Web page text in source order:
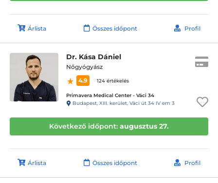
Árlista Összes időpont Profil
Dr. Kása Dániel
Nőgyógyász
4.9
124 értékelés
Primavera Medical Center - Váci 34
Budapest, XIII. kerület, Váci út 34 IV em 3
Következő időpont: augusztus 27.
Árlista Összes időpont Profil